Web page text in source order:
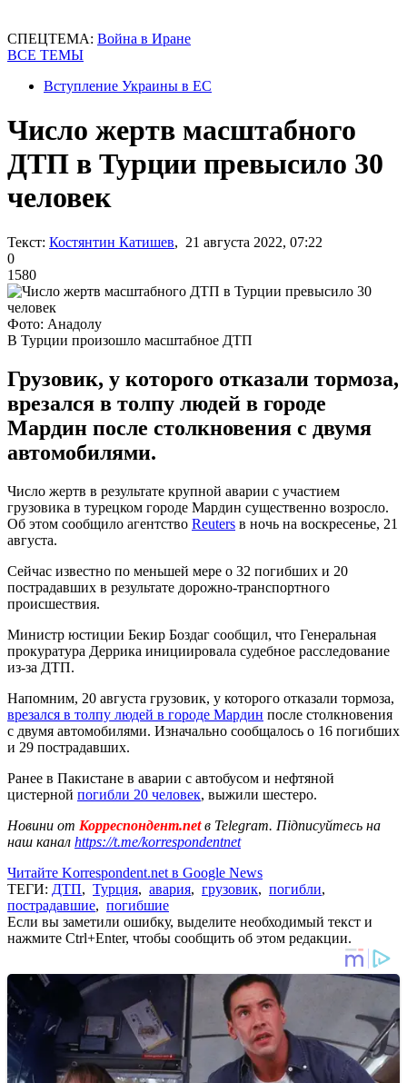
СПЕЦТЕМА: Война в Иране
ВСЕ ТЕМЫ
Вступление Украины в ЕС
Число жертв масштабного
ДТП в Турции превысило 30
человек
Текст: Костянтин Катишев, 21 августа 2022, 07:22
0
1580
Фото: Анадолу
В Турции произошло масштабное ДТП
Грузовик, у которого отказали тормоза,
врезался в толпу людей в городе
Мардин после столкновения с двумя
автомобилями.
Число жертв в результате крупной аварии с участием
грузовика в турецком городе Мардин существенно возросло.
Об этом сообщило агентство Reuters в ночь на воскресенье, 21
августа.
Сейчас известно по меньшей мере о 32 погибших и 20
пострадавших в результате дорожно-транспортного
происшествия.
Министр юстиции Бекир Боздаг сообщил, что Генеральная
прокуратура Деррика инициировала судебное расследование
из-за ДТП.
Напомним, 20 августа грузовик, у которого отказали тормоза,
врезался в толпу людей в городе Мардин после столкновения
с двумя автомобилями. Изначально сообщалось о 16 погибших
и 29 пострадавших.
Ранее в Пакистане в аварии с автобусом и нефтяной
цистерной погибли 20 человек, выжили шестеро.
Новини от Корреспондент.netв Telegram. Підписуйтесь на
наш канал https://t.me/korrespondentnet
Читайте Korrespondent.net в Google News
ТЕГИ: ДТП, Турция, авария, грузовик, погибли,
пострадавшие, погибшие
Если вы заметили ошибку, выделите необходимый текст и
нажмите Ctrl+Enter, чтобы сообщить об этом редакции.